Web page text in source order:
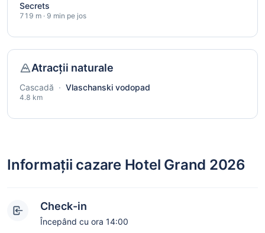
Secrets
719 m · 9 min pe jos
Atracții naturale
Cascadă · Vlaschanski vodopad
4.8 km
Informații cazare Hotel Grand 2026
Check-in
Începând cu ora 14:00